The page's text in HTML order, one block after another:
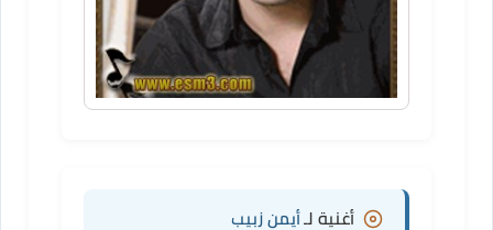
أغنية لـأيمن زبيب